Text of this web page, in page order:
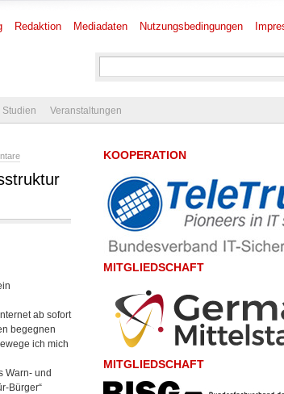
Redaktion Mediadaten Nutzungsbedingungen
Studien Veranstaltungen
ab sofort
begegnen
ich mich
Warn- und
Bürger“
KOOPERATION
MITGLIEDSCHAFT
MITGLIEDSCHAFT